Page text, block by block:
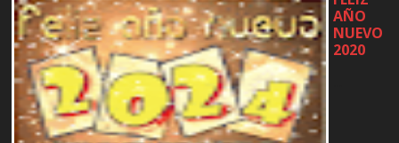
AÑO
NUEVO
2020